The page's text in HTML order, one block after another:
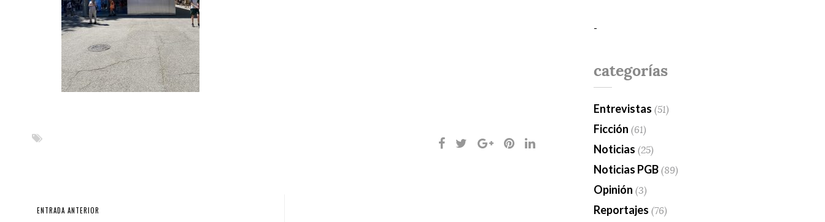
ENTRADA ANTERIOR
-
categorías
Entrevistas (51)
Ficción (61)
Noticias (25)
Noticias PGB (89)
Opinión (3)
Reportajes (76)